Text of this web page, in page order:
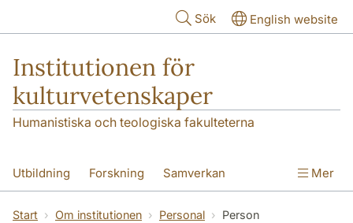
Sök English website
Institutionen för
kulturvetenskaper
Humanistiska och teologiska fakulteterna
Utbildning Forskning Samverkan
Om institutionen Kontakt
Mer
Start Om institutionen Personal
Person